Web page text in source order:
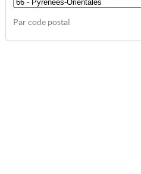
Par code postal